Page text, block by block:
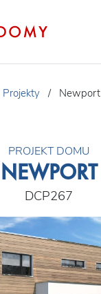
Projekty / Newport
PROJEKT DOMU
NEWPORT
DCP267